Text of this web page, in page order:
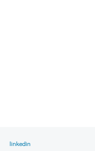
linkedin